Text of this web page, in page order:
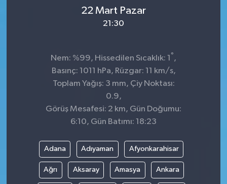
22 Mart Pazar
21:30
Nem: %99, Hissedilen Sıcaklık: 1 ° ,
Basınç: 1011 hPa, Rüzgar: 11 km/s,
Toplam Yağış: 3 mm, Çiy Noktası:
0.9,
Görüş Mesafesi: 2 km, Gün Doğumu:
6:10, Gün Batımı: 18:23
Adana Adıyaman Afyonkarahisar
Ağrı Aksaray Amasya Ankara